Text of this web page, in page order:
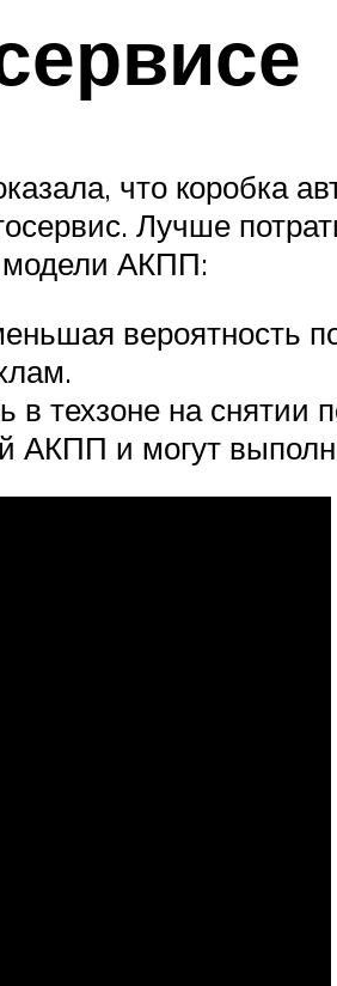
что коробка
Лучше
модели АКПП:
вероятность
в техзоне на снятии
АКПП и могут